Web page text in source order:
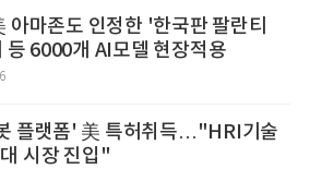
아마존도 인정한 '한국판 팔란티
등 6000개 AI모델 현장적용
플랫폼' 美 특허취득…"HRI기술
시장 진입"